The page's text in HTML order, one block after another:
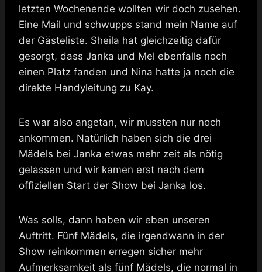
letzten Wochenende wollten wir doch zusehen.
Eine Mail und schwupps stand mein Name auf
der Gästeliste. Sheila hat gleichzeitig dafür
gesorgt, dass Janka und Mel ebenfalls noch
einen Platz fanden und Nina hatte ja noch die
direkte Handyleitung zu Kay.
Es war also angetan, wir mussten nur noch
ankommen. Natürlich haben sich die drei
Mädels bei Janka etwas mehr zeit als nötig
gelassen und wir kamen erst nach dem
offiziellen Start der Show bei Janka los.
Was solls, dann haben wir eben unseren
Auftritt. Fünf Mädels, die irgendwann in der
Show reinkommen erregen sicher mehr
Aufmerksamkeit als fünf Mädels, die normal in